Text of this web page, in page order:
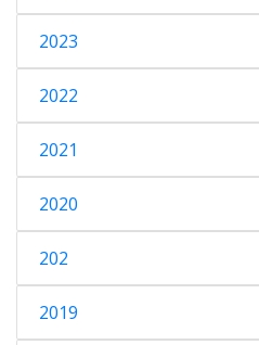
2023
2022
2021
2020
202
2019